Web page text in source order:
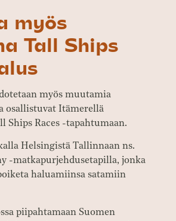
myös
Tall Ships
myös muutamia
osallistuvat Itämerellä
Ships Races -tapahtumaan.
Helsingistä Tallinnaan ns.
-matkapurjehdusetapilla, jonka
haluamiinsa satamiin
piipahtamaan Suomen